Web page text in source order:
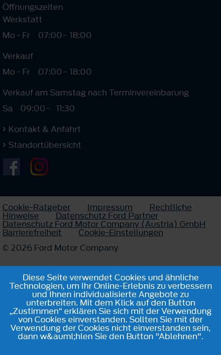
Öffnungszeiten
Werkstatt
Mo - Fr
07:00- 18:00
Verkauf
Mo - Fr
07:00- 18:00
Verkauf am Samstag nach Terminvereinbarung
Sa
09:00- 11:30
Kontakt & Anfahrt
Standortübersicht
Cookie-Ratgeber Impressum Rechtliche
Hinweise Datenschutz Ford Partner
Datenschutz Ford Motor Company (Austria) GmbH
Barrierefreiheit
Cookie-Einstellungen
© 2026 Ford Motor Company
Diese Seite verwendet Cookies und ähnliche
Technologien, um Ihr Online-Erlebnis zu verbessern
und Ihnen individualisierte Angebote zu
unterbreiten. Mit dem Klick auf den Button
„Zustimmen“ erklären Sie sich mit der Verwendung
von Cookies einverstanden. Sollten Sie mit der
Verwendung der Cookies nicht einverstanden sein,
dann w&auml;hlen Sie den Button "Ablehnen".